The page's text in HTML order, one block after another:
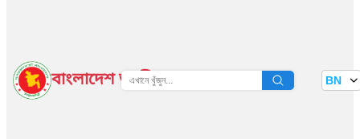
বাংলাদেশ জাতীয় তথ্য বাতায়ন BN